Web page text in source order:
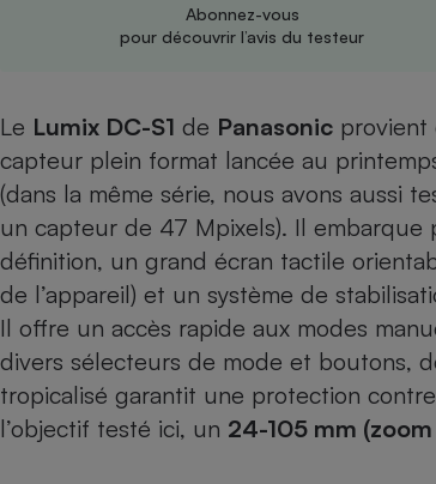
Abonnez-vous
pour découvrir l’avis du testeur
Le Lumix DC-S1 de Panasonic provient
capteur plein format lancée au
(dans la même série, nous avons aussi
un capteur de 47 Mpixels). Il embarque
définition, un grand écran tactile
de l’appareil) et un système de
Il offre un accès rapide aux modes
divers sélecteurs de mode et boutons,
tropicalisé garantit une protection
l’objectif testé ici, un 24-105 mm
Cafetière